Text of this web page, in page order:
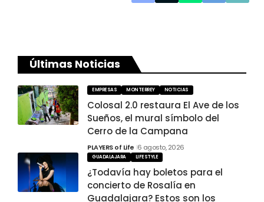
Últimas Noticias
EMPRESAS MONTERREY NOTICIAS
Colosal 2.0 restaura El Ave de los
Sueños, el mural símbolo del
Cerro de la Campana
PLAYERS of Life 6 agosto, 2026
GUADALAJARA LIFESTYLE
¿Todavía hay boletos para el
concierto de Rosalía en
Guadalajara? Estos son los